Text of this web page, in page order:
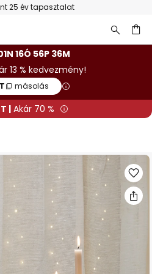
25 év tapasztalat
16Ó 56P 36M
13 % kedvezmény!
másolás
| Akár 70 %